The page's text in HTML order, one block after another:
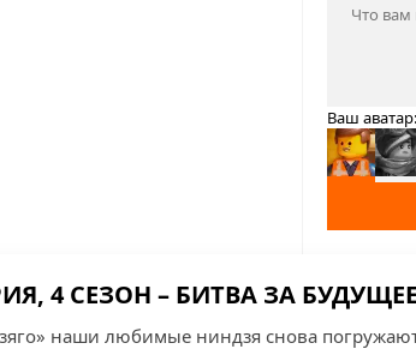
Ваш аватар:
4 СЕЗОН – БИТВА ЗА БУДУЩЕЕ
наши любимые ниндзя снова